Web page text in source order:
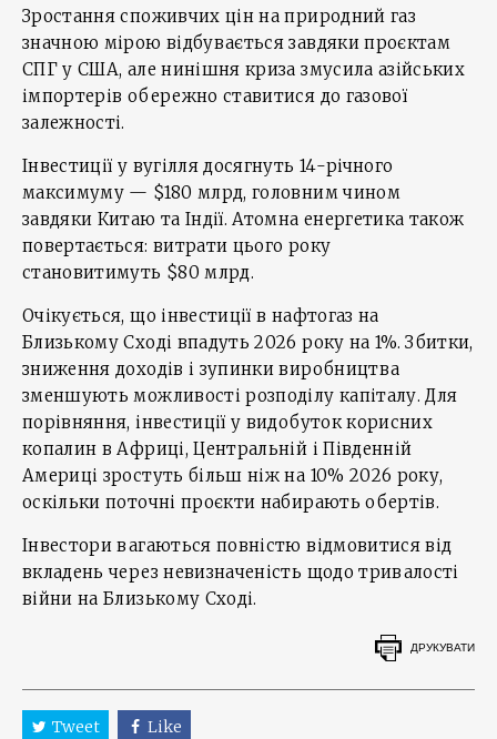
Зростання споживчих цін на природний газ
значною мірою відбувається завдяки проєктам
СПГ у США, але нинішня криза змусила азійських
імпортерів обережно ставитися до газової
залежності.
Інвестиції у вугілля досягнуть 14-річного
максимуму — $180 млрд, головним чином
завдяки Китаю та Індії. Атомна енергетика також
повертається: витрати цього року
становитимуть $80 млрд.
Очікується, що інвестиції в нафтогаз на
Близькому Сході впадуть 2026 року на 1%. Збитки,
зниження доходів і зупинки виробництва
зменшують можливості розподілу капіталу. Для
порівняння, інвестиції у видобуток корисних
копалин в Африці, Центральній і Південній
Америці зростуть більш ніж на 10% 2026 року,
оскільки поточні проєкти набирають обертів.
Інвестори вагаються повністю відмовитися від
вкладень через невизначеність щодо тривалості
війни на Близькому Сході.
ДРУКУВАТИ
Tweet Like